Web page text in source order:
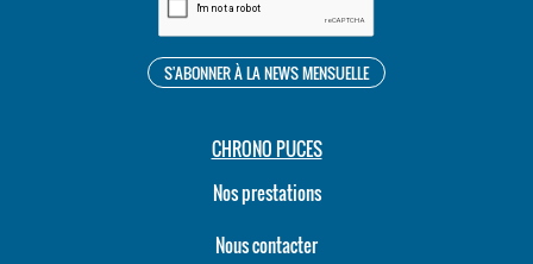
CHRONO PUCES
Nos prestations
Nous contacter